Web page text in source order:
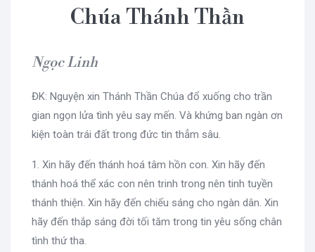
Chúa Thánh Thần
Ngọc Linh
ĐK: Nguyện xin Thánh Thần Chúa đổ xuống cho trần
gian ngọn lửa tình yêu say mến. Và khứng ban ngàn ơn
kiện toàn trái đất trong đức tin thẳm sâu.
1. Xin hãy đến thánh hoá tâm hồn con. Xin hãy đến
thánh hoá thể xác con nên trinh trong nên tinh tuyền
thánh thiện. Xin hãy đến chiếu sáng cho ngàn dân. Xin
hãy đến thắp sáng đời tối tăm trong tin yêu sống chân
tình thứ tha.